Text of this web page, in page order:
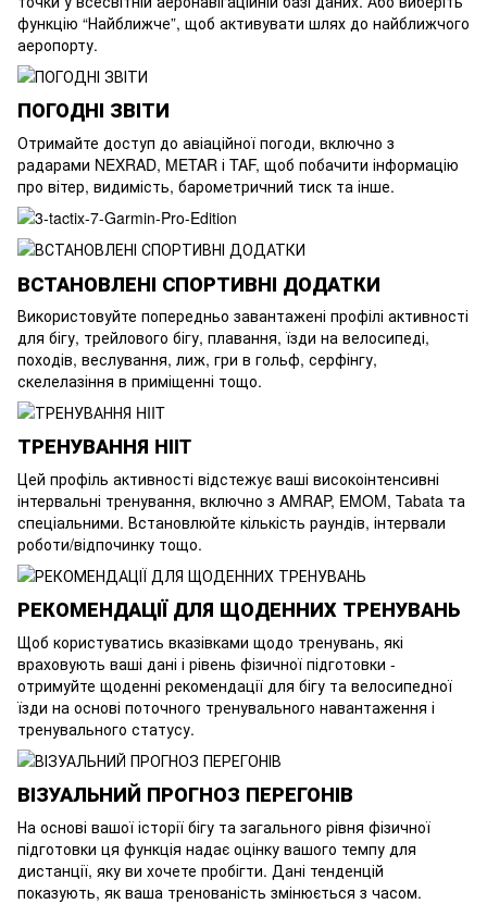
функцію “Найближче”, щоб активувати шлях до найближчого
аеропорту.
ПОГОДНІ ЗВІТИ
Отримайте доступ до авіаційної погоди, включно з
радарами NEXRAD, METAR і TAF, щоб побачити інформацію
про вітер, видимість, барометричний тиск та інше.
ВСТАНОВЛЕНІ СПОРТИВНІ ДОДАТКИ
Використовуйте попередньо завантажені профілі активності
для бігу, трейлового бігу, плавання, їзди на велосипеді,
походів, веслування, лиж, гри в гольф, серфінгу,
скелелазіння в приміщенні тощо.
ТРЕНУВАННЯ HIIT
Цей профіль активності відстежує ваші високоінтенсивні
інтервальні тренування, включно з AMRAP, EMOM, Tabata та
спеціальними. Встановлюйте кількість раундів, інтервали
роботи/відпочинку тощо.
РЕКОМЕНДАЦІЇ ДЛЯ ЩОДЕННИХ ТРЕНУВАНЬ
Щоб користуватись вказівками щодо тренувань, які
враховують ваші дані і рівень фізичної підготовки -
отримуйте щоденні рекомендації для бігу та велосипедної
їзди на основі поточного тренувального навантаження і
тренувального статусу.
ВІЗУАЛЬНИЙ ПРОГНОЗ ПЕРЕГОНІВ
На основі вашої історії бігу та загального рівня фізичної
підготовки ця функція надає оцінку вашого темпу для
дистанції, яку ви хочете пробігти. Дані тенденцій
показують, як ваша тренованість змінюється з часом.